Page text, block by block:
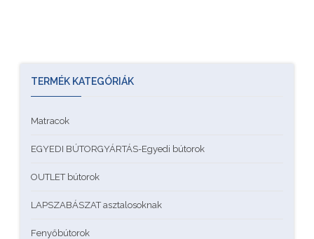
TERMÉK KATEGÓRIÁK
Matracok
EGYEDI BÚTORGYÁRTÁS-Egyedi bútorok
OUTLET bútorok
LAPSZABÁSZAT asztalosoknak
Fenyőbútorok